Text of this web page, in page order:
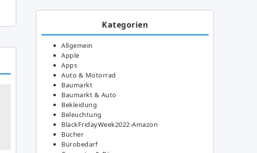
Kategorien
Allgemein
Apple
Apps
Auto & Motorrad
Baumarkt
Baumarkt & Auto
Bekleidung
Beleuchtung
BlackFridayWeek2022-Amazon
Bücher
Bürobedarf